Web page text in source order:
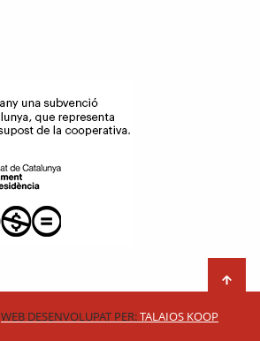
WEB DESENVOLUPAT PER:TALAIOS KOOP